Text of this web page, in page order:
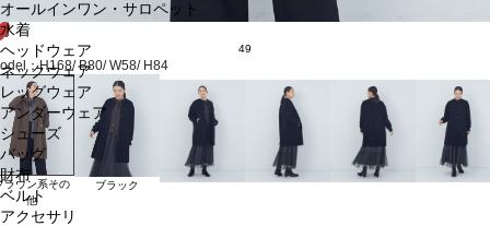
オールインワン・サロペット
水着
ヘッドウェア
ネックウェア
レッグウェア
アンダーウェア
シューズ
バッグ
財布
ベルト
アクセサリ
49
：H168/ B80/ W58/ H84
ラウン系その
他
ブラック